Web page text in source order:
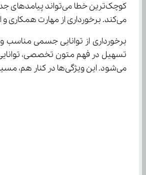
می‌کند. برخورداری از مهارت همکاری و ارتباط مؤثر با تیم‌های مختلف، برای بهبود هماهنگی و جریان اطلاعات در محیط کاری ضروری است.
می‌شود. این ویژگی‌ها در کنار هم، مسیر را برای فعالیت حرفه‌ای در عرصه مهندسی هوانوردی و مراقبت پرواز هموار می‌سازد.